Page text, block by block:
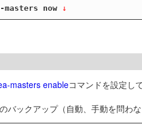
now ↓
masters enableコマンドを設定し
バックアップ（自動、手動を問わ